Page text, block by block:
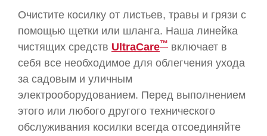
Очистите косилку от листьев, травы и грязи с
помощью щетки или шланга. Наша линейка
чистящих средств UltraCare™ включает в
себя все необходимое для облегчения ухода
за садовым и уличным
электрооборудованием. Перед выполнением
этого или любого другого технического
обслуживания косилки всегда отсоединяйте